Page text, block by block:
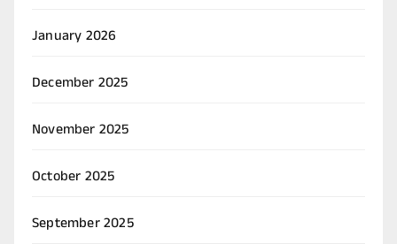
January 2026
December 2025
November 2025
October 2025
September 2025